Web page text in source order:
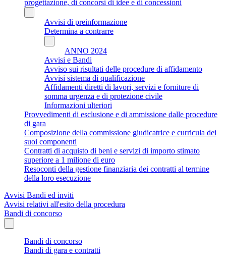
progettazione, di concorsi di idee e di concessioni
Avvisi di preinformazione
Determina a contrarre
ANNO 2024
Avvisi e Bandi
Avviso sui risultati delle procedure di affidamento
Avvisi sistema di qualificazione
Affidamenti diretti di lavori, servizi e forniture di
somma urgenza e di protezione civile
Informazioni ulteriori
Provvedimenti di esclusione e di ammissione dalle procedure
di gara
Composizione della commissione giudicatrice e curricula dei
suoi componenti
Contratti di acquisto di beni e servizi di importo stimato
superiore a 1 milione di euro
Resoconti della gestione finanziaria dei contratti al termine
della loro esecuzione
Avvisi Bandi ed inviti
Avvisi relativi all'esito della procedura
Bandi di concorso
Bandi di concorso
Bandi di gara e contratti